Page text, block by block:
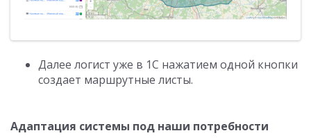
Далее логист уже в 1С нажатием одной кнопки
создает маршрутные листы.
Адаптация системы под наши потребности